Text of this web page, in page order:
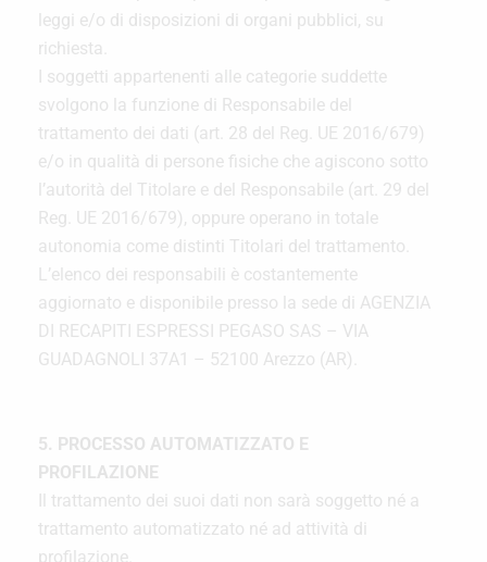
leggi e/o di disposizioni di organi pubblici, su
richiesta.
I soggetti appartenenti alle categorie suddette
svolgono la funzione di Responsabile del
trattamento dei dati (art. 28 del Reg. UE 2016/679)
e/o in qualità di persone fisiche che agiscono sotto
l’autorità del Titolare e del Responsabile (art. 29 del
Reg. UE 2016/679), oppure operano in totale
autonomia come distinti Titolari del trattamento.
L’elenco dei responsabili è costantemente
aggiornato e disponibile presso la sede di AGENZIA
DI RECAPITI ESPRESSI PEGASO SAS – VIA
GUADAGNOLI 37A1 – 52100 Arezzo (AR).
5. PROCESSO AUTOMATIZZATO E
PROFILAZIONE
Il trattamento dei suoi dati non sarà soggetto né a
trattamento automatizzato né ad attività di
profilazione.